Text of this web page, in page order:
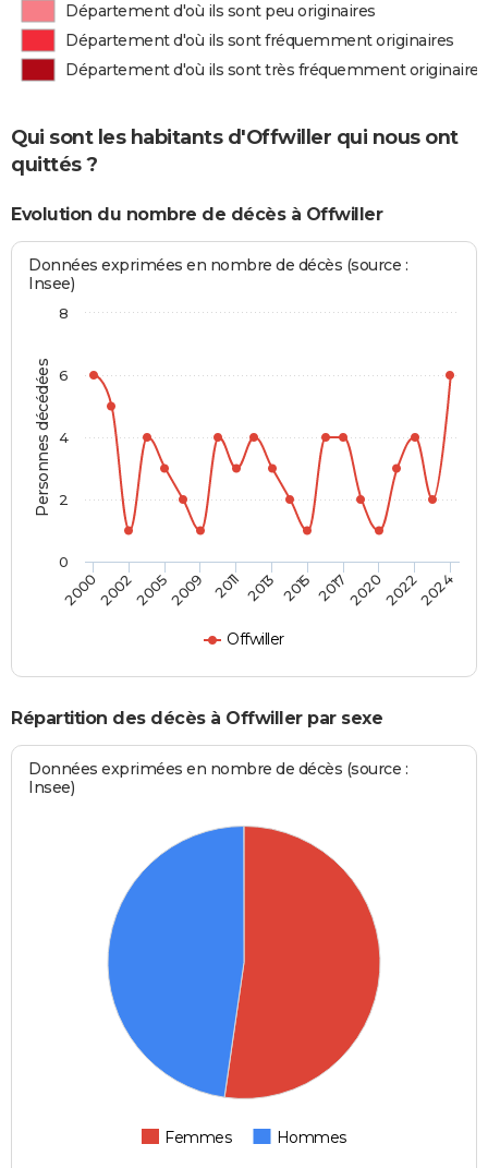
Département d'où ils sont peu originaires
Département d'où ils sont fréquemment originaires
Département d'où ils sont très fréquemment originaires
Qui sont les habitants d'Offwiller qui nous ont
quittés ?
Evolution du nombre de décès à Offwiller
Personnes décédées
Données exprimées en nombre de décès (source :
Insee)
Offwiller
2000200220052009 2011 2013 2015 2017202020222024
0
2
4
6
8
Répartition des décès à Offwiller par sexe
Données exprimées en nombre de décès (source :
Insee)
Femmes Hommes